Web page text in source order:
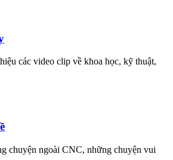
các video clip về khoa học, kỹ thuật,
chuyện ngoài CNC, những chuyện vui